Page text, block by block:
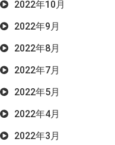
2022年10月
2022年9月
2022年8月
2022年7月
2022年5月
2022年4月
2022年3月